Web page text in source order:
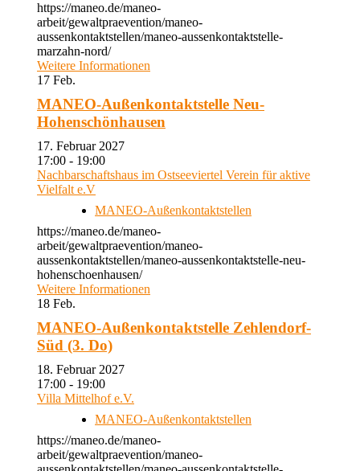
https://maneo.de/maneo-
arbeit/gewaltpraevention/maneo-
aussenkontaktstellen/maneo-aussenkontaktstelle-
marzahn-nord/
Weitere Informationen
17 Feb.
MANEO-Außenkontaktstelle Neu-
Hohenschönhausen
17. Februar 2027
17:00 - 19:00
Nachbarschaftshaus im Ostseeviertel Verein für aktive
Vielfalt e.V
MANEO-Außenkontaktstellen
https://maneo.de/maneo-
arbeit/gewaltpraevention/maneo-
aussenkontaktstellen/maneo-aussenkontaktstelle-neu-
hohenschoenhausen/
Weitere Informationen
18 Feb.
MANEO-Außenkontaktstelle Zehlendorf-
Süd (3. Do)
18. Februar 2027
17:00 - 19:00
Villa Mittelhof e.V.
MANEO-Außenkontaktstellen
https://maneo.de/maneo-
arbeit/gewaltpraevention/maneo-